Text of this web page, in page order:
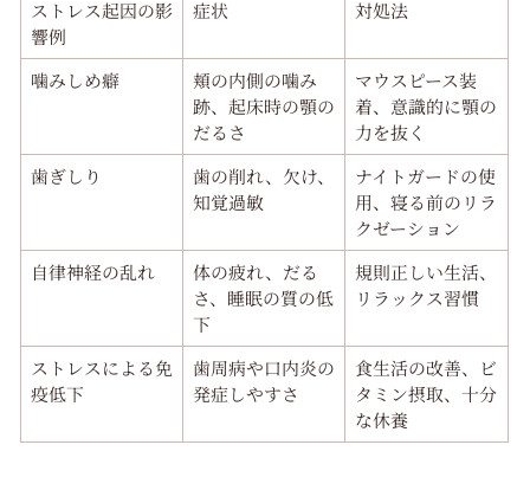
ストレス起因の影
響例
症状 対処法
噛みしめ癖
頬の内側の噛み
跡、起床時の顎の
だるさ
マウスピース装
着、意識的に顎の
力を抜く
歯ぎしり
歯の削れ、欠け、
知覚過敏
ナイトガードの使
用、寝る前のリラ
クゼーション
自律神経の乱れ
体の疲れ、だる
さ、睡眠の質の低
下
規則正しい生活、
リラックス習慣
ストレスによる免
疫低下
歯周病や口内炎の
発症しやすさ
食生活の改善、ビ
タミン摂取、十分
な休養